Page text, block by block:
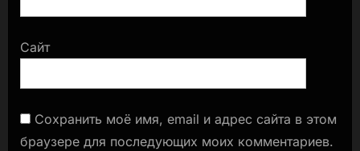
Сайт
Сохранить моё имя, email и адрес сайта в этом
браузере для последующих моих комментариев.